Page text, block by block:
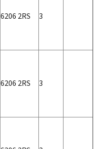
6206 2RS 3
6206 2RS 3